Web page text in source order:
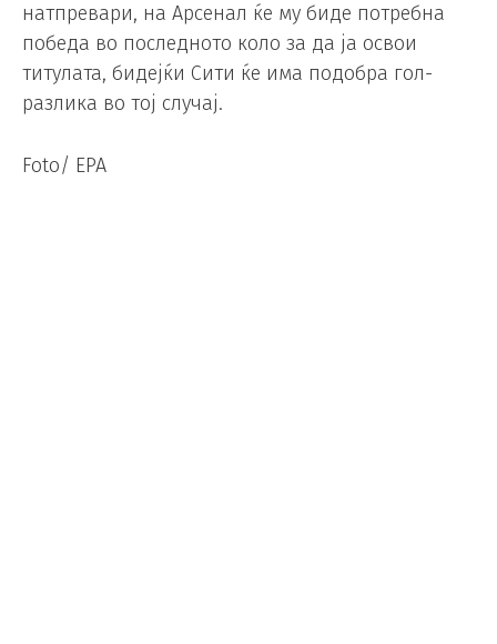
натпревари, на Арсенал ќе му биде потребна
победа во последното коло за да ја освои
титулата, бидејќи Сити ќе има подобра гол-
разлика во тој случај.
Foto/ EPA